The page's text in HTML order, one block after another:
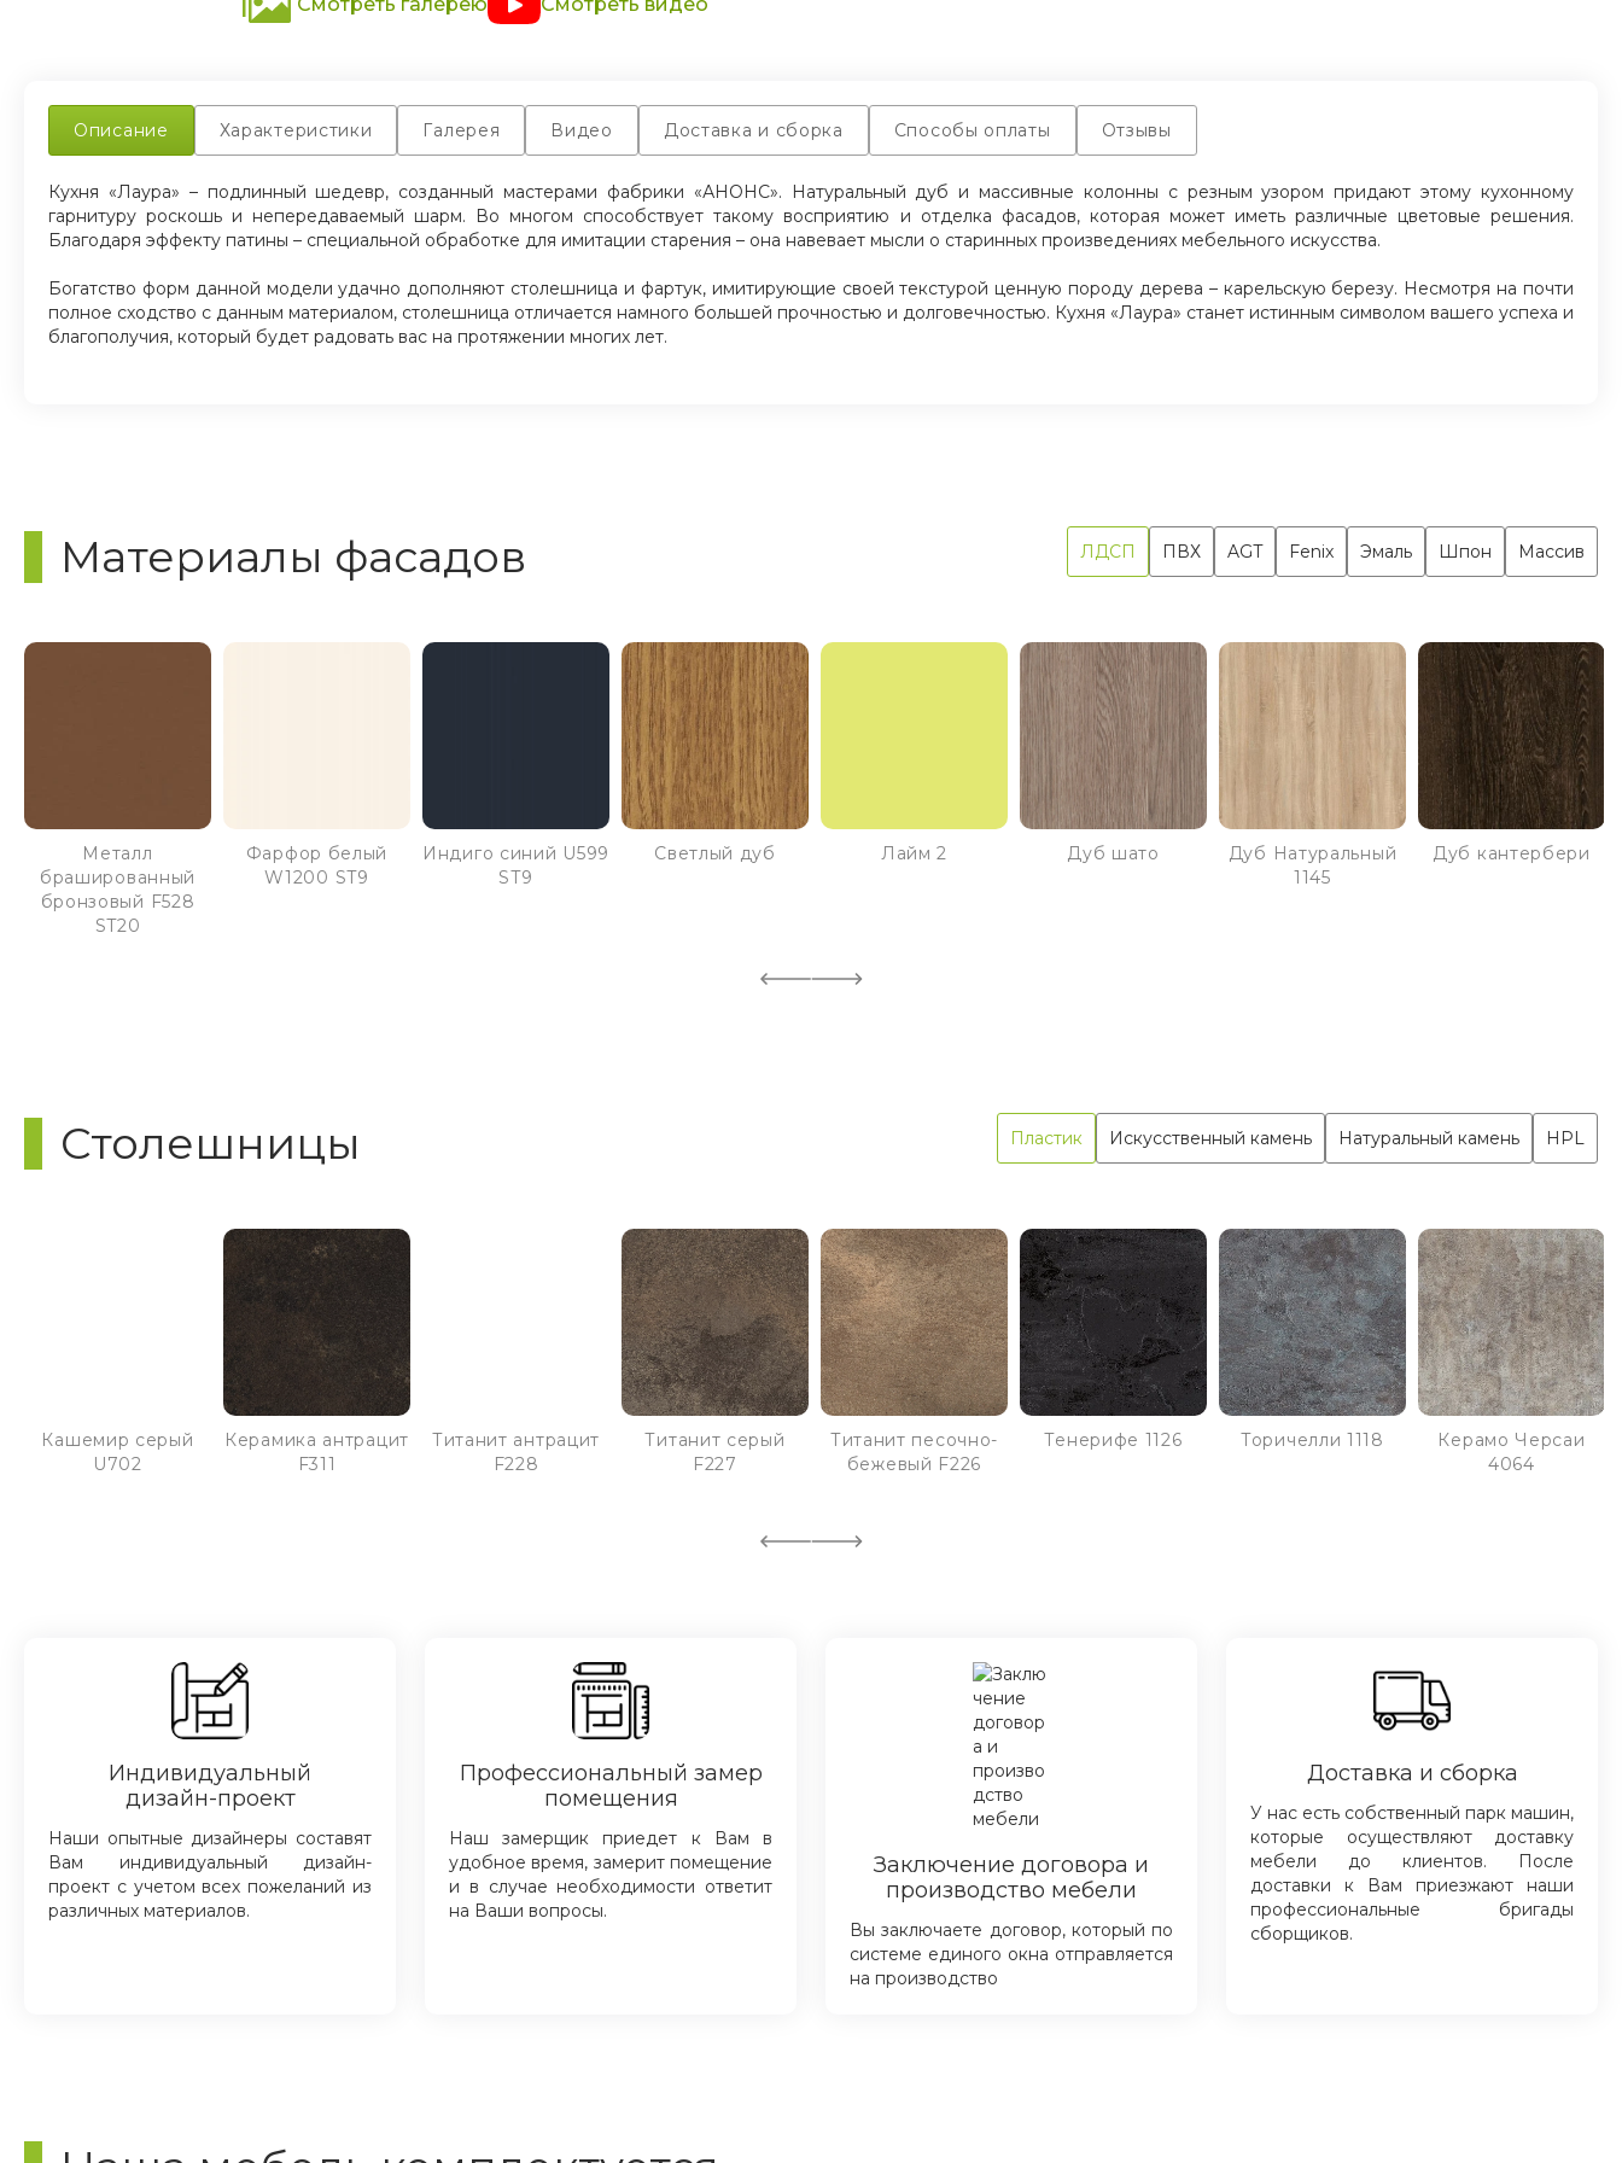
Смотреть галерею Смотреть видео
Цоколь;
Ручки.
Описание Характеристики Галерея Видео Доставка и сборка Способы оплаты Отзывы
Кухня «Лаура» – подлинный шедевр, созданный мастерами фабрики «АНОНС». Натуральный дуб и массивные колонны с резным узором придают этому кухонному
гарнитуру роскошь и непередаваемый шарм. Во многом способствует такому восприятию и отделка фасадов, которая может иметь различные цветовые решения.
Благодаря эффекту патины – специальной обработке для имитации старения – она навевает мысли о старинных произведениях мебельного искусства.
Богатство форм данной модели удачно дополняют столешница и фартук, имитирующие своей текстурой ценную породу дерева – карельскую березу. Несмотря на почти
полное сходство с данным материалом, столешница отличается намного большей прочностью и долговечностью. Кухня «Лаура» станет истинным символом вашего успеха и
благополучия, который будет радовать вас на протяжении многих лет.
Материалы фасадов ЛДСП ПВХ AGT Fenix Эмаль Шпон Массив
Металл
брашированный
бронзовый F528
ST20
Фарфор белый
W1200 ST9
Индиго синий U599
ST9
Светлый дуб Лайм 2 Дуб шато
Дуб Натуральный
1145
Дуб кантербери
Столешницы Пластик Искусственный камень Натуральный камень HPL
Кашемир серый
U702
Керамика антрацит
F311
Титанит антрацит
F228
Титанит серый
F227
Титанит песочно-
бежевый F226
Тенерифе 1126 Торичелли 1118
Керамо Черсаи
4064
Индивидуальный
дизайн-проект
Наши опытные дизайнеры составят
Вам индивидуальный дизайн-
проект с учетом всех пожеланий из
различных материалов.
Профессиональный замер
помещения
Наш замерщик приедет к Вам в
удобное время, замерит помещение
и в случае необходимости ответит
на Ваши вопросы.
Заключение договора и
производство мебели
Вы заключаете договор, который по
системе единого окна отправляется
на производство
Доставка и сборка
У нас есть собственный парк машин,
которые осуществляют доставку
мебели до клиентов. После
доставки к Вам приезжают наши
профессиональные бригады
сборщиков.